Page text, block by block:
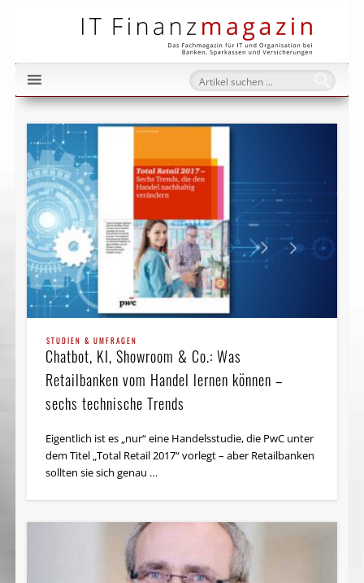
STUDIEN & UMFRAGEN
Chatbot, KI, Showroom & Co.: Was
Retailbanken vom Handel lernen können –
sechs technische Trends
Eigentlich ist es „nur“ eine Handels­studie, die PwC unter
dem Titel „Total Retail 2017“ vorlegt – aber Retailbanken
sollten sie sich genau …